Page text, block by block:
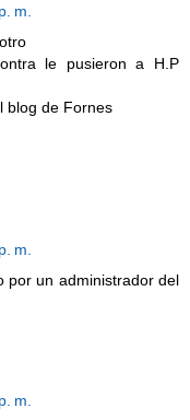
m.
le pusieron a H.P
blog de Fornes
m.
por un administrador del
m.